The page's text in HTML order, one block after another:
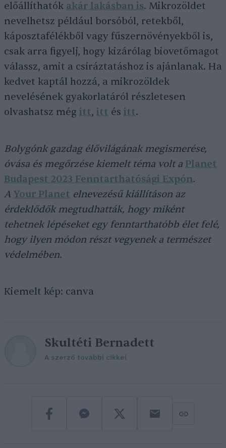
előállíthatók akár lakásban is. Mikrozöldet
nevelhetsz például borsóból, retekből,
káposztafélékből vagy fűszernövényekből is,
csak arra figyelj, hogy kizárólag biovetőmagot
válassz, amit a csíráztatáshoz is ajánlanak. Ha
kedvet kaptál hozzá, a mikrozöldek
nevelésének gyakorlatáról részletesen
olvashatsz még itt, itt és itt.
Bolygónk gazdag élővilágának megismerése,
óvása és megőrzése kiemelt téma volt a Planet
Budapest 2023 Fenntarthatósági Expón.
A Your Planet elnevezésű kiállításon az
érdeklődők megtudhatták, hogy miként
tehetnek lépéseket egy fenntarthatóbb élet felé,
hogy ilyen módon részt vegyenek a természet
védelmében.
Kiemelt kép: canva
Skultéti Bernadett
A szerző további cikkei